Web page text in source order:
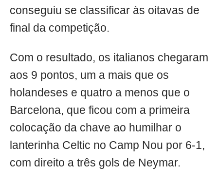
conseguiu se classificar às oitavas de
final da competição.
Com o resultado, os italianos chegaram
aos 9 pontos, um a mais que os
holandeses e quatro a menos que o
Barcelona, que ficou com a primeira
colocação da chave ao humilhar o
lanterinha Celtic no Camp Nou por 6-1,
com direito a três gols de Neymar.